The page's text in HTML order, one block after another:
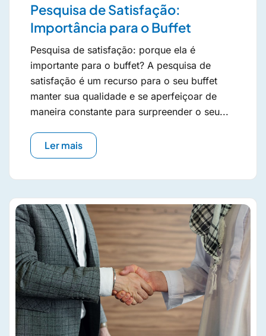
Pesquisa de Satisfação:
Importância para o Buffet
Pesquisa de satisfação: porque ela é
importante para o buffet? A pesquisa de
satisfação é um recurso para o seu buffet
manter sua qualidade e se aperfeiçoar de
maneira constante para surpreender o seu...
Ler mais